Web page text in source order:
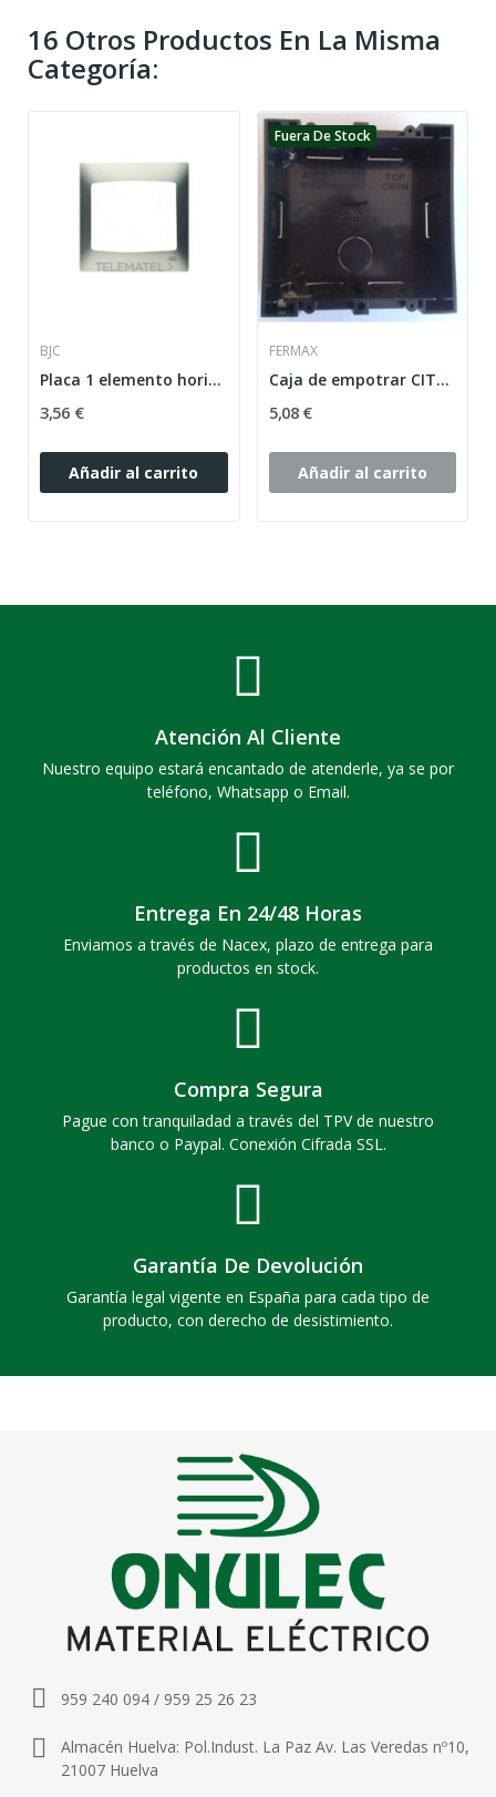
16 Otros Productos En La Misma
Categoría:
BJC
Placa 1 elemento horizontal serie Coral sin...
3,56 €
Añadir al carrito
Fuera De Stock
FERMAX
Caja de empotrar CITY KIT S1 FERMAX 8948
5,08 €
Añadir al carrito
Atención Al Cliente
Nuestro equipo estará encantado de atenderle, ya se por
teléfono, Whatsapp o Email.
Entrega En 24/48 Horas
Enviamos a través de Nacex, plazo de entrega para
productos en stock.
Compra Segura
Pague con tranquiladad a través del TPV de nuestro
banco o Paypal. Conexión Cifrada SSL.
Garantía De Devolución
Garantía legal vigente en España para cada tipo de
producto, con derecho de desistimiento.
959 240 094 / 959 25 26 23
Almacén Huelva: Pol.Indust. La Paz Av. Las Veredas nº10,
21007 Huelva